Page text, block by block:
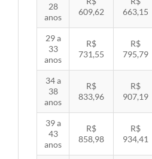
28
anos
609,62
663,15
29 a
33
anos
R$
731,55
R$
795,79
34 a
38
anos
R$
833,96
R$
907,19
39 a
43
anos
R$
858,98
R$
934,41